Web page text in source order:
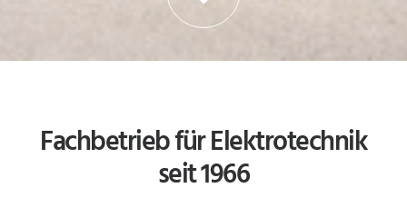
Fachbetrieb für Elektrotechnik
seit 1966